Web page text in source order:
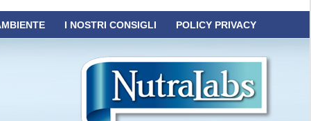
I NOSTRI CONSIGLI POLICY PRIVACY